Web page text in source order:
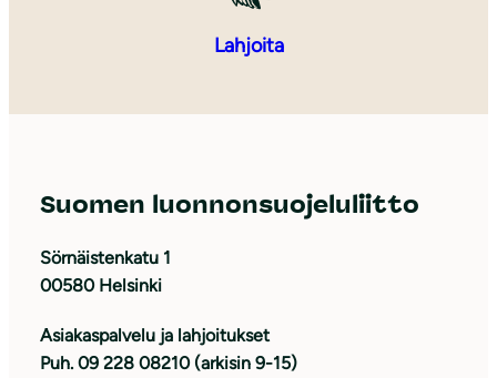
Lahjoita
Suomen luonnonsuojeluliitto
Sörnäistenkatu 1
00580 Helsinki
Asiakaspalvelu ja lahjoitukset
Puh. 09 228 08210 (arkisin 9-15)